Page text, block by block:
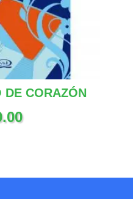
DE CORAZÓN